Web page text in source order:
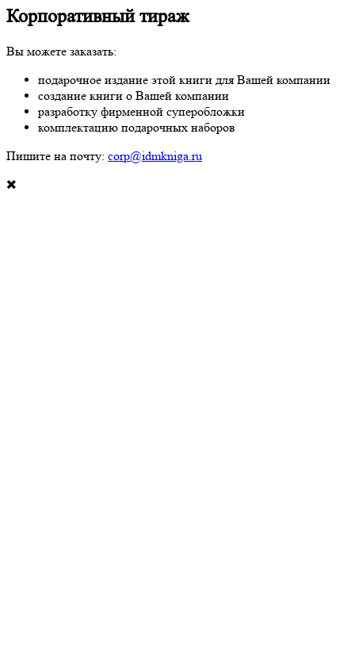
Корпоративный тираж
Вы можете заказать:
подарочное издание этой книги для Вашей компании
создание книги о Вашей компании
разработку фирменной суперобложки
комплектацию подарочных наборов
Пишите на почту: corp@idmkniga.ru